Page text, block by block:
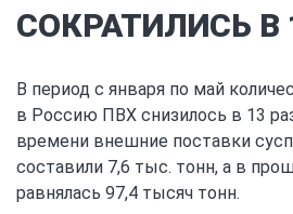
СОКРАТИЛИСЬ В
В период с января по май
в Россию ПВХ снизилось в 13
времени внешние поставки
составили 7,6 тыс. тонн, а в
равнялась 97,4 тысяч тонн.